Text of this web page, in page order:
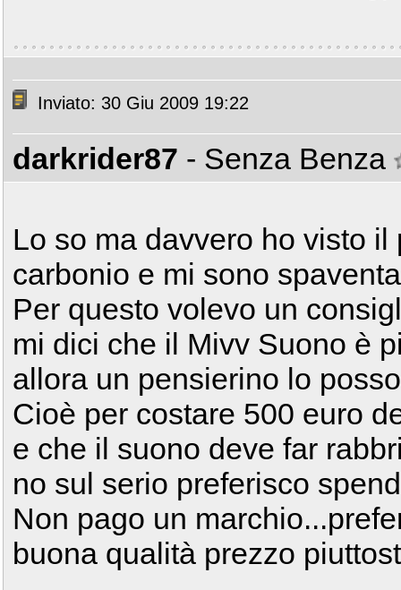
Inviato: 30 Giu 2009 19:22
darkrider87 - Senza Benza
Lo so ma davvero ho visto
carbonio e mi sono
Per questo volevo un
mi dici che il Mivv Suono è
allora un pensierino lo
Cioè per costare 500 euro
e che il suono deve far
no sul serio preferisco
Non pago un
buona qualità prezzo